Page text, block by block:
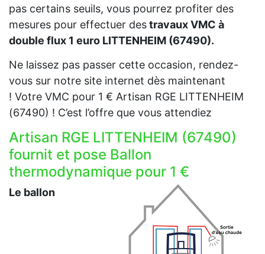
pas certains seuils, vous pourrez profiter des
mesures pour effectuer destravaux VMC à
double flux 1 euro LITTENHEIM (67490).
Ne laissez pas passer cette occasion, rendez-
vous sur notre site internet dès maintenant
! Votre VMC pour 1 € Artisan RGE LITTENHEIM
(67490) ! C’est l’offre que vous attendiez
Artisan RGE LITTENHEIM (67490)
fournit et pose Ballon
thermodynamique pour 1 €
Le ballon